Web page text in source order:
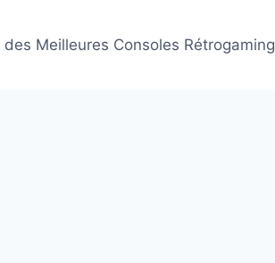
des Meilleures Consoles Rétrogaming